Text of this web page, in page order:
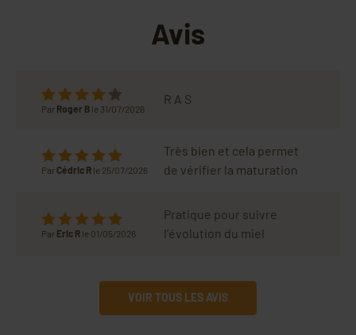
Avis
Par Roger B le 31/07/2026
R A S
Par Cédric R le 25/07/2026
Très bien et cela permet
de vérifier la maturation
Par Eric R le 01/05/2026
Pratique pour suivre
l’évolution du miel
VOIR TOUS LES AVIS